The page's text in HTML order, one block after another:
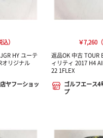
）
HY ユーテ
オリジナル
ヤフーショッ
￥7,260（
返品OK 中古 TOUR
ィリティ 2017 H4
22 1FLEX
ゴルフエース4
プ